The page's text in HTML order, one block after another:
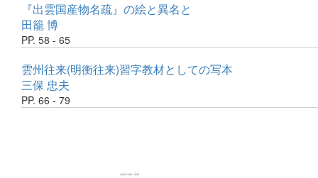
『出雲国産物名疏』の絵と異名と
田籠 博
PP. 58 - 65
雲州往来(明衡往来)習字教材としての写本
三保 忠夫
PP. 66 - 79